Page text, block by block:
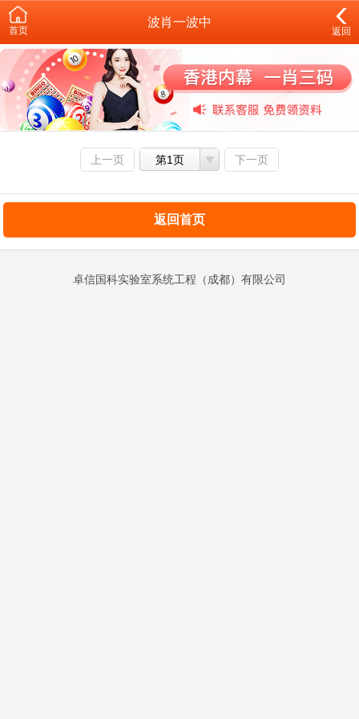
首页
波肖一波中
返回
上一页 第1页 下一页
返回首页
卓信国科实验室系统工程（成都）有限公司